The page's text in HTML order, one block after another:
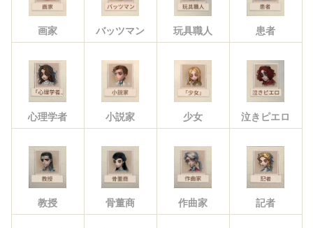
画家 バッツマン 玩具職人 患者
心理学者 小説家 少女 泣きピエロ
教授 骨董商 作曲家 記者